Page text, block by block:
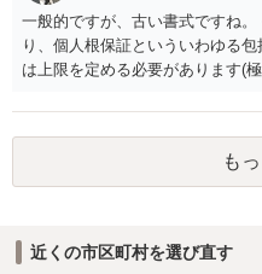
一般的ですが、古い書式ですね
り、個人根保証といういわゆる
は上限を定める必要があります(
り、会社側は請求できない可能
も
近くの市区町村を選び直す